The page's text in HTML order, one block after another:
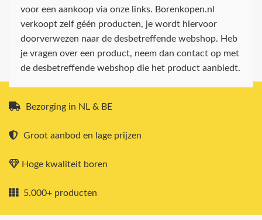
voor een aankoop via onze links. Borenkopen.nl
verkoopt zelf géén producten, je wordt hiervoor
doorverwezen naar de desbetreffende webshop. Heb
je vragen over een product, neem dan contact op met
de desbetreffende webshop die het product aanbiedt.
Bezorging in NL & BE
Groot aanbod en lage prijzen
Hoge kwaliteit boren
5.000+ producten